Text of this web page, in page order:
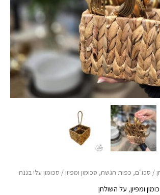
/ סכו"ם, כפות הגשה, סכומון ומפיון/ סכומון עלי בננה
ומפיון, על השולחן